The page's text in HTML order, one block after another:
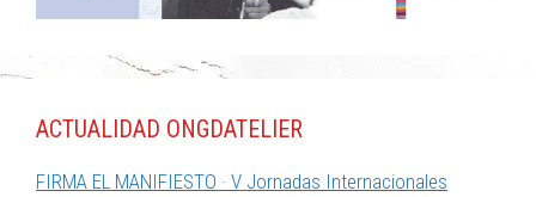
ACTUALIDAD ONGDATELIER
FIRMA EL MANIFIESTO · V Jornadas Internacionales